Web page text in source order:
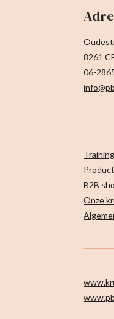
8261
06-
B2B
Onze